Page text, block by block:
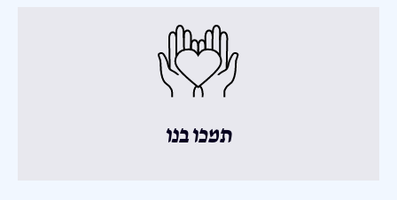
תמכו בנו